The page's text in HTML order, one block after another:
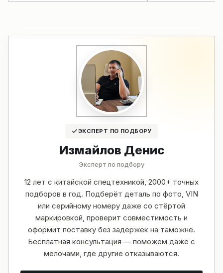
ЭКСПЕРТ ПО ПОДБОРУ
Измайлов Денис
Эксперт по подбору
12 лет с китайской спецтехникой, 2000+ точных
подборов в год. Подберёт деталь по фото, VIN
или серийному номеру даже со стёртой
маркировкой, проверит совместимость и
оформит поставку без задержек на таможне.
Бесплатная консультация — поможем даже с
мелочами, где другие отказываются.